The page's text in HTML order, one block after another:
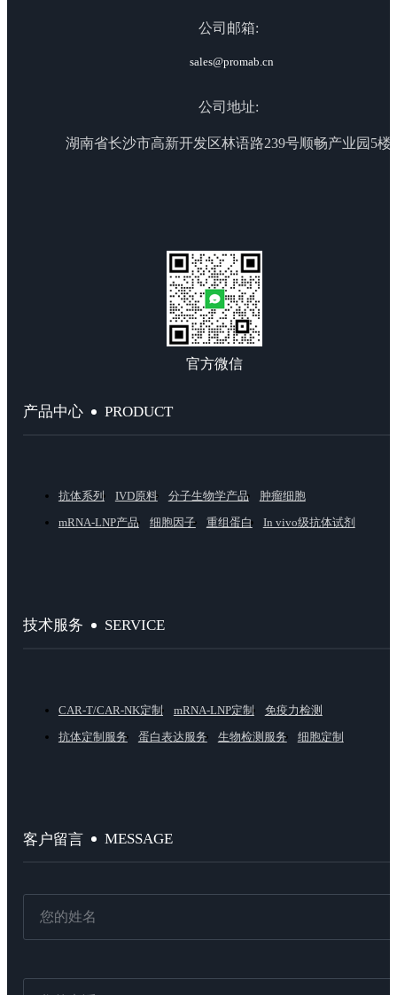
公司邮箱:
sales@promab.cn
公司地址:
湖南省长沙市高新开发区林语路239号顺畅产业园5楼
官方微信
产品中心 PRODUCT
抗体系列 IVD原料 分子生物学产品
肿瘤细胞
mRNA-LNP产品
细胞因子 重组蛋白 In vivo级抗体试剂
技术服务 SERVICE
CAR-T/CAR-NK定制 mRNA-LNP定制
免疫力检测
抗体定制服务
蛋白表达服务 生物检测服务 细胞定制
客户留言 MESSAGE